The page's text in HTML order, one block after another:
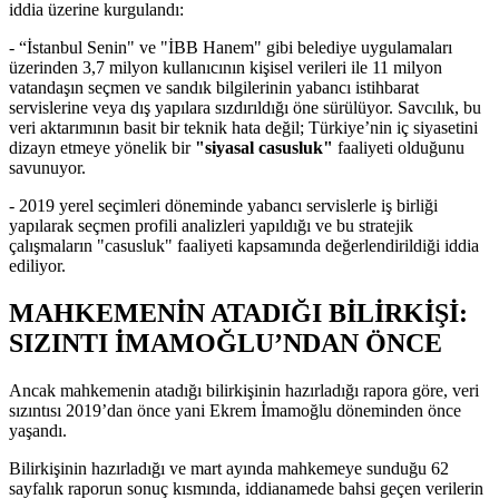
iddia üzerine kurgulandı:
- “İstanbul Senin" ve "İBB Hanem" gibi belediye uygulamaları
üzerinden 3,7 milyon kullanıcının kişisel verileri ile 11 milyon
vatandaşın seçmen ve sandık bilgilerinin yabancı istihbarat
servislerine veya dış yapılara sızdırıldığı öne sürülüyor. Savcılık, bu
veri aktarımının basit bir teknik hata değil; Türkiye’nin iç siyasetini
dizayn etmeye yönelik bir "siyasal casusluk" faaliyeti olduğunu
savunuyor.
- 2019 yerel seçimleri döneminde yabancı servislerle iş birliği
yapılarak seçmen profili analizleri yapıldığı ve bu stratejik
çalışmaların "casusluk" faaliyeti kapsamında değerlendirildiği iddia
ediliyor.
MAHKEMENİN ATADIĞI BİLİRKİŞİ:
SIZINTI İMAMOĞLU’NDAN ÖNCE
Ancak mahkemenin atadığı bilirkişinin hazırladığı rapora göre, veri
sızıntısı 2019’dan önce yani Ekrem İmamoğlu döneminden önce
yaşandı.
Bilirkişinin hazırladığı ve mart ayında mahkemeye sunduğu 62
sayfalık raporun sonuç kısmında, iddianamede bahsi geçen verilerin